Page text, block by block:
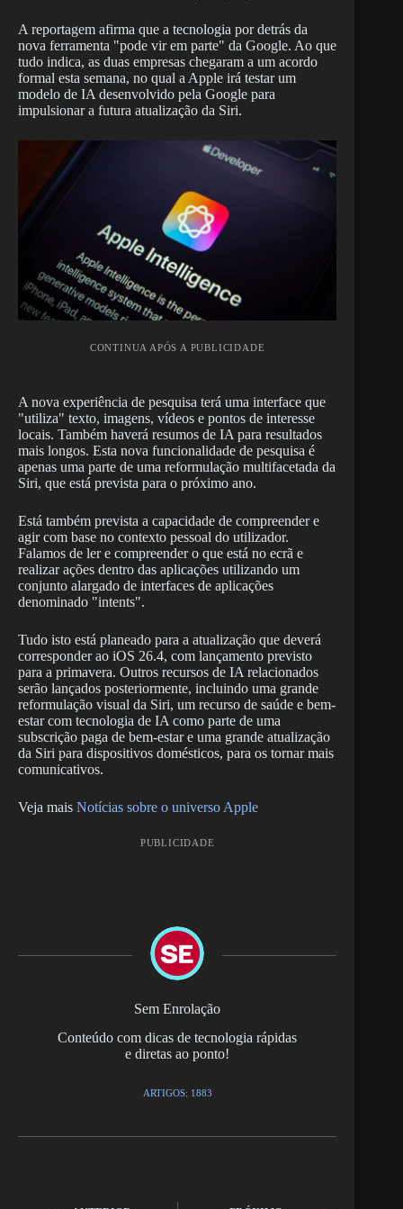
A reportagem afirma que a tecnologia por detrás da
nova ferramenta "pode ​​vir em parte" da Google. Ao que
tudo indica, as duas empresas chegaram a um acordo
formal esta semana, no qual a Apple irá testar um
modelo de IA desenvolvido pela Google para
impulsionar a futura atualização da Siri.
CONTINUA APÓS A PUBLICIDADE
A nova experiência de pesquisa terá uma interface que
"utiliza" texto, imagens, vídeos e pontos de interesse
locais. Também haverá resumos de IA para resultados
mais longos. Esta nova funcionalidade de pesquisa é
apenas uma parte de uma reformulação multifacetada da
Siri, que está prevista para o próximo ano.
Está também prevista a capacidade de compreender e
agir com base no contexto pessoal do utilizador.
Falamos de ler e compreender o que está no ecrã e
realizar ações dentro das aplicações utilizando um
conjunto alargado de interfaces de aplicações
denominado "intents".
Tudo isto está planeado para a atualização que deverá
corresponder ao iOS 26.4, com lançamento previsto
para a primavera. Outros recursos de IA relacionados
serão lançados posteriormente, incluindo uma grande
reformulação visual da Siri, um recurso de saúde e bem-
estar com tecnologia de IA como parte de uma
subscrição paga de bem-estar e uma grande atualização
da Siri para dispositivos domésticos, para os tornar mais
comunicativos.
Veja mais Notícias sobre o universo Apple
PUBLICIDADE
Sem Enrolação
Conteúdo com dicas de tecnologia rápidas
e diretas ao ponto!
ARTIGOS: 1883